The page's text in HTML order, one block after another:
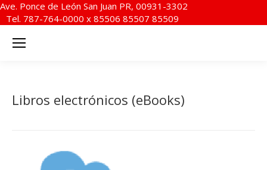
Ave. Ponce de León San Juan PR, 00931-3302
Tel. 787-764-0000 x 85506 85507 85509
Libros electrónicos (eBooks)